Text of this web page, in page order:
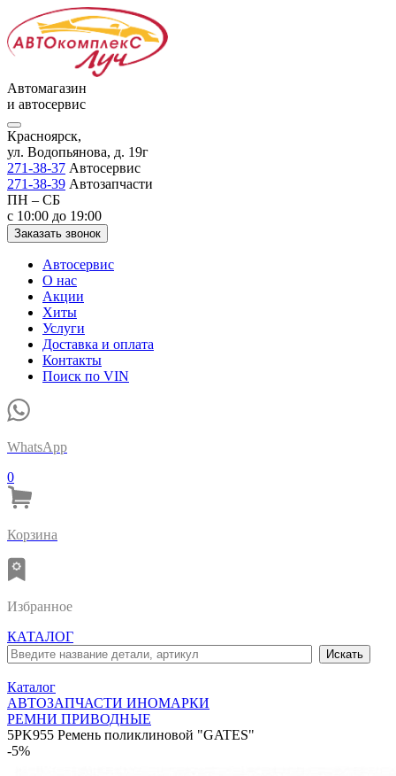
Автомагазин
и автосервис
Красноярск,
ул. Водопьянова, д. 19г
271-38-37 Автосервис
271-38-39 Автозапчасти
ПН – СБ
с 10:00 до 19:00
Заказать звонок
Автосервис
О нас
Акции
Хиты
Услуги
Доставка и оплата
Контакты
Поиск по VIN
WhatsApp
0
Корзина
Избранное
КАТАЛОГ
Каталог
АВТОЗАПЧАСТИ ИНОМАРКИ
РЕМНИ ПРИВОДНЫЕ
5PK955 Ремень поликлиновой "GATES"
-5%